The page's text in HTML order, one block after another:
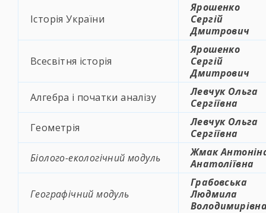
Історія України
Ярошенко
Сергій
Дмитрович
Всесвітня історія
Ярошенко
Сергій
Дмитрович
Алгебра і початки аналізу
Левчук Ольга
Сергіївна
Геометрія
Левчук Ольга
Сергіївна
Біолого-екологічний модуль
Жмак
Анатоліївна
Географічний модуль
Грабовська
Людмила